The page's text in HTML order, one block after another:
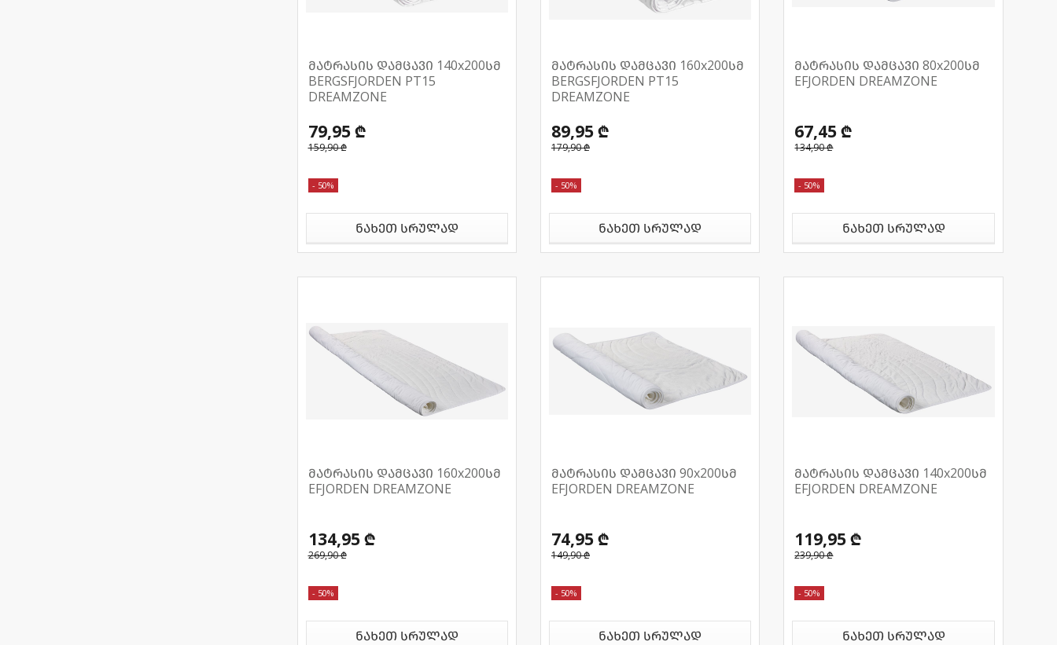
მატრასის დამცავი 140x200სმ
BERGSFJORDEN PT15
DREAMZONE
79,95 ₾
159,90 ₾
- 50%
ნახეთ სრულად
მატრასის დამცავი 160x200სმ
BERGSFJORDEN PT15
DREAMZONE
89,95 ₾
179,90 ₾
- 50%
ნახეთ სრულად
მატრასის დამცავი 80x200სმ
EFJORDEN DREAMZONE
67,45 ₾
134,90 ₾
- 50%
ნახეთ სრულად
მატრასის დამცავი 160x200სმ
EFJORDEN DREAMZONE
134,95 ₾
269,90 ₾
- 50%
ნახეთ სრულად
მატრასის დამცავი 90x200სმ
EFJORDEN DREAMZONE
74,95 ₾
149,90 ₾
- 50%
ნახეთ სრულად
მატრასის დამცავი 140x200სმ
EFJORDEN DREAMZONE
119,95 ₾
239,90 ₾
- 50%
ნახეთ სრულად